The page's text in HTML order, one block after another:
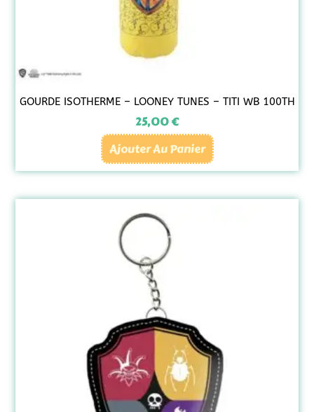
GOURDE ISOTHERME – LOONEY TUNES – TITI WB 100TH
25,00€
Ajouter Au Panier